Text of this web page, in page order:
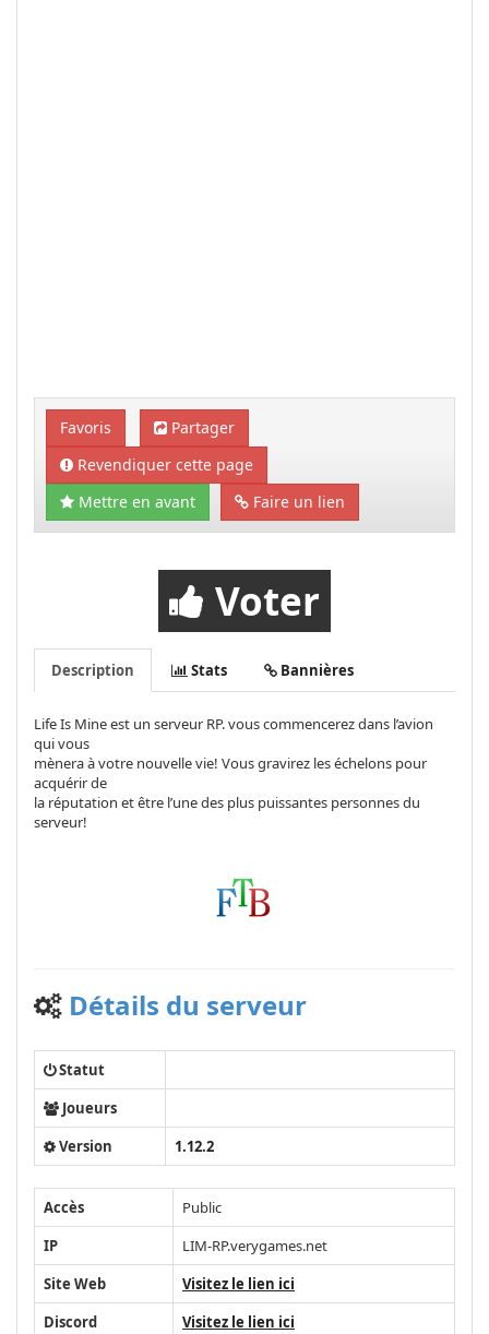
Favoris
Partager
Revendiquer cette page
Mettre en avant
Faire un lien
Voter
Description Stats Bannières
Life Is Mine est un serveur RP. vous commencerez dans l’avion
qui vous
mènera à votre nouvelle vie! Vous gravirez les échelons pour
acquérir de
la réputation et être l’une des plus puissantes personnes du
serveur!
Détails du serveur
Statut
Joueurs
Version
1.12.2
Accès
Public
IP
LIM-RP.verygames.net
Site Web
Visitez le lien ici
Discord
Visitez le lien ici